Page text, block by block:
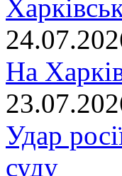
На
Удар
суду